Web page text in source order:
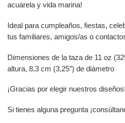
acuarela y vida marina!
Ideal para cumpleaños, fiestas,
tus familiares, amigos/as o
Dimensiones de la taza de 11 oz
altura, 8,3 cm (3,25″) de diámetro
¡Gracias por elegir nuestros diseños!
Si tienes alguna pregunta